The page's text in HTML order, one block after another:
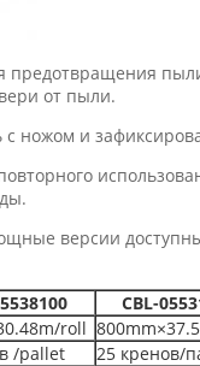
предотвращения
от пыли.
с ножом и
версии
CBL-
roll
/pallet 25 кренов/